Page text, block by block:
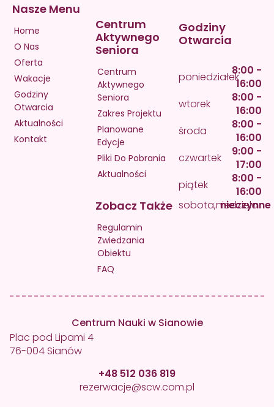
Nasze Menu
Home
O Nas
Oferta
Wakacje
Godziny
Otwarcia
Aktualności
Kontakt
Centrum
Aktywnego
Seniora
Centrum
Aktywnego
Seniora
Zakres Projektu
Planowane
Edycje
Pliki Do Pobrania
Aktualności
Zobacz Także
Regulamin
Zwiedzania
Obiektu
FAQ
Godziny
Otwarcia
poniedziałek8:00 -
16:00
wtorek
8:00 -
16:00
środa
8:00 -
16:00
czwartek
9:00 -
17:00
piątek
8:00 -
16:00
sobota,niedziela
nieczynne
Centrum Nauki w Sianowie
Plac pod Lipami 4
76-004 Sianów
+48 512 036 819
rezerwacje@scw.com.pl